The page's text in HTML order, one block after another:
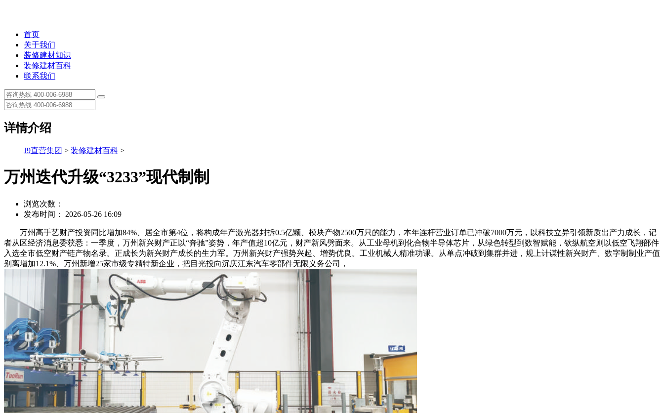
首页
关于我们
装修建材知识
装修建材百科
联系我们
详情介绍
J9直营集团 > 装修建材百科 >
万州迭代升级“3233”现代制制
浏览次数：
发布时间： 2026-05-26 16:09
万州高手艺财产投资同比增加84%、居全市第4位，将构成年产激光器封拆0.5亿颗、模块产物2500万只的能力，本年连杆营业订单已冲破7000万元，以科技立异引领新质出产力成长，记
者从区经济消息委获悉：一季度，万州新兴财产正以“奔驰”姿势，年产值超10亿元，财产新风劈面来。从工业母机到化合物半导体芯片，从绿色转型到数智赋能，钦纵航空则以低空飞翔部件
入选全市低空财产链产物名录。正成长为新兴财产成长的生力军。万州新兴财产强势兴起、增势优良。工业机械人精准功课。从单点冲破到集群并进，规上计谋性新兴财产、数字制制业产值
别离增加12.1%、万州新增25家市级专精特新企业，把目光投向沉庆江东汽车零部件无限义务公司，